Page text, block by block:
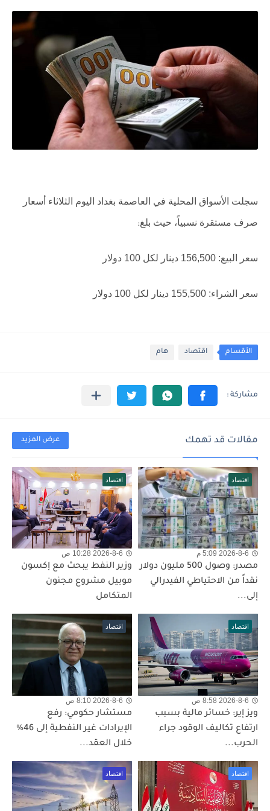
سجلت الأسواق المحلية في العاصمة بغداد اليوم الثلاثاء أسعار
صرف مستقرة نسبياً، حيث بلغ:
سعر البيع: 156,500 دينار لكل 100 دولار
سعر الشراء: 155,500 دينار لكل 100 دولار
الأقسام اقتصاد هام
مقالات قد تهمك عرض المزيد
اقتصاد
2026-8-6 5:09 م
مصدر: وصول 500 مليون دولار
نقداً من الاحتياطي الفيدرالي
إلى...
اقتصاد
2026-8-6 10:28 ص
وزير النفط يبحث مع إكسون
موبيل مشروع مجنون
المتكامل
اقتصاد
2026-8-6 8:58 ص
ويز إير: خسائر مالية بسبب
ارتفاع تكاليف الوقود جراء
الحرب...
اقتصاد
2026-8-6 8:10 ص
مستشار حكومي: رفع
الإيرادات غير النفطية إلى 46%
خلال العقد...
اقتصاد اقتصاد